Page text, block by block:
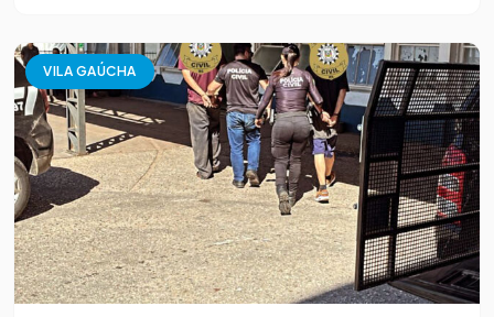
VILA GAÚCHA